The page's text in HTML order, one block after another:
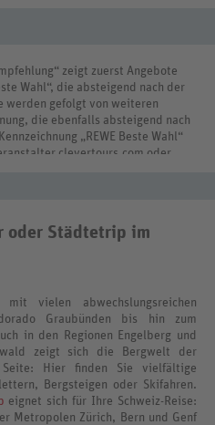
zeigt zuerst Angebote
Wahl“, die absteigend nach der
werden gefolgt von weiteren
die ebenfalls absteigend nach
„REWE Beste Wahl“
clevertours.com oder
oder Städtetrip im
vielen abwechslungsreichen
Graubünden bis hin zum
in den Regionen Engelberg und
zeigt sich die Bergwelt der
Hier finden Sie vielfältige
Bergsteigen oder Skifahren.
eignet sich für Ihre Schweiz-Reise:
Metropolen Zürich, Bern und Genf